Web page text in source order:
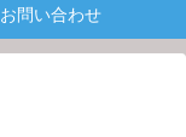
お問い合わせ